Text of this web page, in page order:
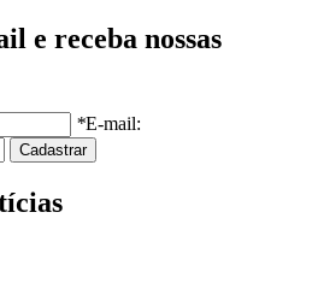
e receba nossas
*E-mail: